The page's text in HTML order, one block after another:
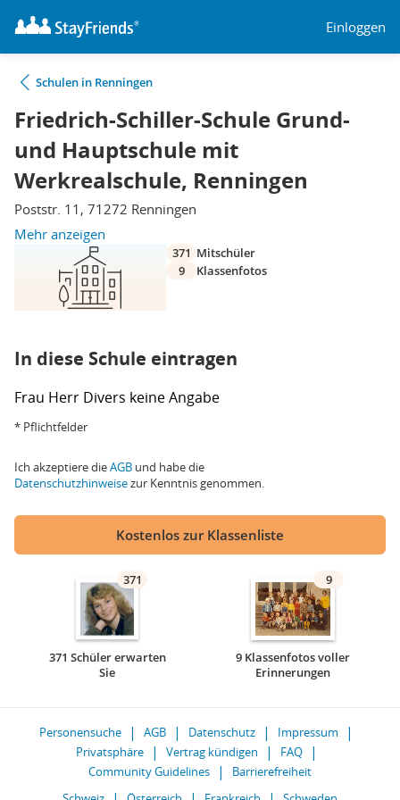
Einloggen
Schulen in Renningen
Friedrich-Schiller-Schule Grund-
und Hauptschule mit
Werkrealschule, Renningen
Poststr. 11, 71272 Renningen
Mehr anzeigen
371 Mitschüler
9
Klassenfotos
In diese Schule eintragen
Frau Herr Divers keine Angabe
* Pflichtfelder
Ich akzeptiere dieAGB und habe die
Datenschutzhinweisezur Kenntnis genommen.
Kostenlos zur Klassenliste
371
371 Schüler erwarten
Sie
9
9 Klassenfotos voller
Erinnerungen
Personensuche AGB Datenschutz
Impressum
Privatsphäre
Vertrag kündigen
FAQ
Community Guidelines
Barrierefreiheit